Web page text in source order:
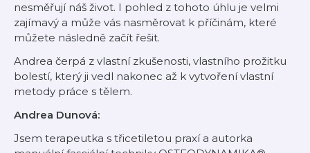
nesměřují náš život. I pohled z tohoto úhlu je velmi
zajímavý a může vás nasměrovat k příčinám, které
můžete následně začít řešit.
Andrea čerpá z vlastní zkušenosti, vlastního prožitku
bolestí, který ji vedl nakonec až k vytvoření vlastní
metody práce s tělem.
Andrea Dunová:
Jsem terapeutka s třicetiletou praxí a autorka